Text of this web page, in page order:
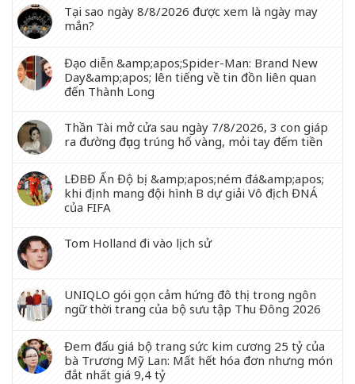
Tại sao ngày 8/8/2026 được xem là ngày may
mắn?
Đạo diễn &amp;apos;Spider-Man: Brand New
Day&amp;apos; lên tiếng về tin đồn liên quan
đến Thành Long
Thần Tài mở cửa sau ngày 7/8/2026, 3 con giáp
ra đường đụng trúng hố vàng, mỏi tay đếm tiền
LĐBĐ Ấn Độ bị &amp;apos;ném đá&amp;apos;
khi định mang đội hình B dự giải Vô địch ĐNÁ
của FIFA
Tom Holland đi vào lịch sử
UNIQLO gói gọn cảm hứng đô thị trong ngôn
ngữ thời trang của bộ sưu tập Thu Đông 2026
Đem đấu giá bộ trang sức kim cương 25 tỷ của
bà Trương Mỹ Lan: Mất hết hóa đơn nhưng món
đắt nhất giá 9,4 tỷ